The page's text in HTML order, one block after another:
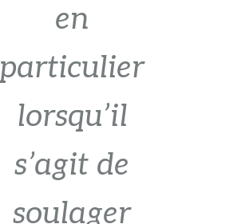
en
particulier
lorsqu’il
s’agit de
soulager